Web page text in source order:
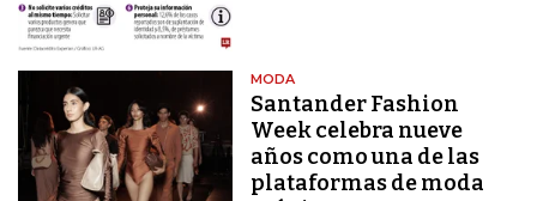
MODA
Santander Fashion
Week celebra nueve
años como una de las
plataformas de moda